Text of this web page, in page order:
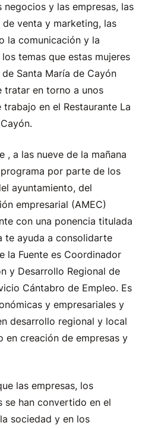
y las empresas, las
venta y marketing, las
la comunicación y la
temas que estas mujeres
Santa María de Cayón
tratar en torno a unos
en el Restaurante La
, a las nueve de la mañana
por parte de los
ayuntamiento, del
empresarial (AMEC)
con una ponencia titulada
te ayuda a consolidarte
la Fuente es Coordinador
y Desarrollo Regional de
Cántabro de Empleo. Es
y empresariales y
desarrollo regional y local
en creación de empresas y
las empresas, los
se han convertido en el
sociedad y en los